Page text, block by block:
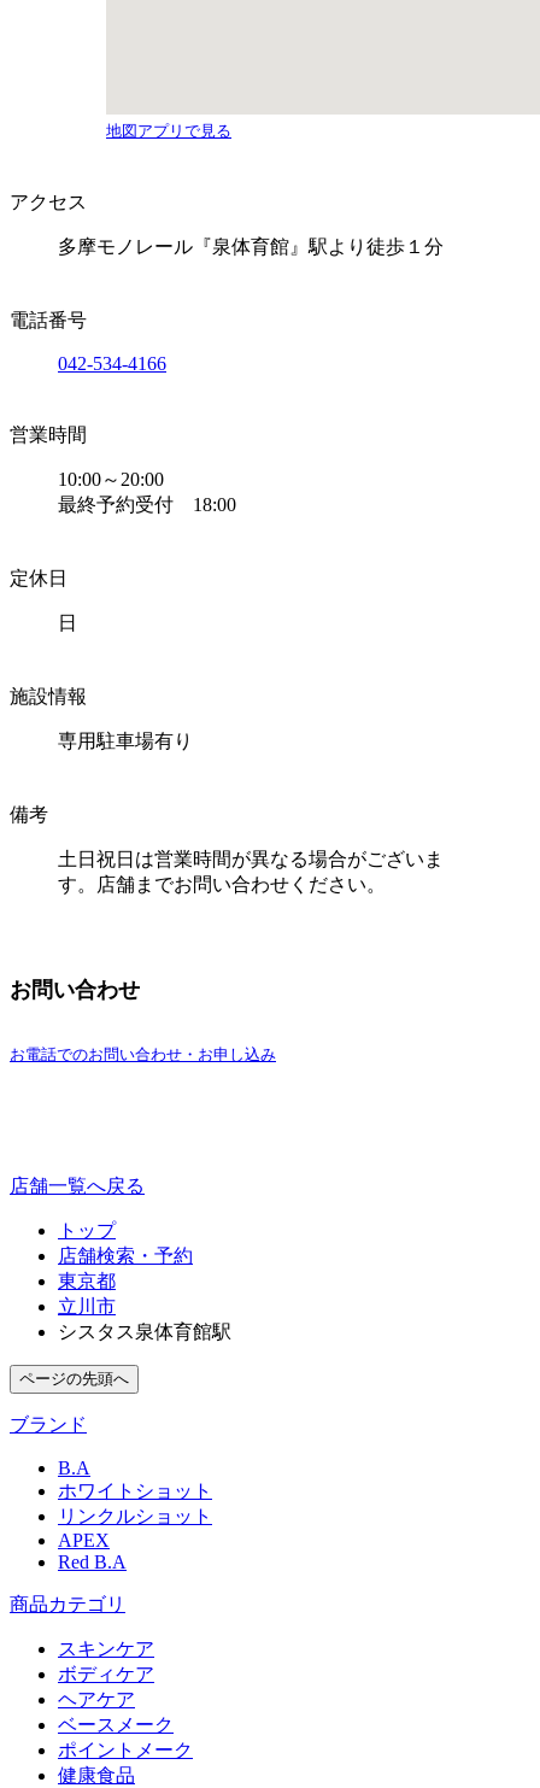
地図アプリで見る
アクセス
多摩モノレール『泉体育館』駅より徒歩１分
電話番号
042-534-4166
営業時間
10:00～20:00
最終予約受付 18:00
定休日
日
施設情報
専用駐車場有り
備考
土日祝日は営業時間が異なる場合がございま
す。店舗までお問い合わせください。
お問い合わせ
お電話でのお問い合わせ・お申し込み
店舗一覧へ戻る
トップ
店舗検索・予約
東京都
立川市
シスタス泉体育館駅
ページの先頭へ
ブランド
B.A
ホワイトショット
リンクルショット
APEX
Red B.A
商品カテゴリ
スキンケア
ボディケア
ヘアケア
​ベースメーク​
ポイントメーク​
健康食品